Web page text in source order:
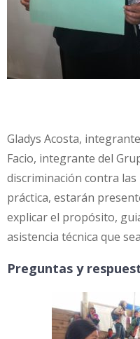
Gladys Acosta,
Facio, integrante del
discriminación contra
práctica, estarán
explicar el propósito,
asistencia técnica que
Preguntas y